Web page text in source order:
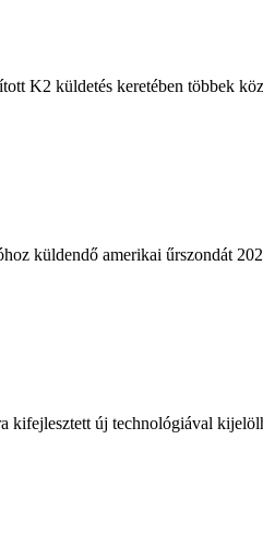
K2 küldetés keretében többek
küldendő amerikai űrszondát
kifejlesztett új technológiával